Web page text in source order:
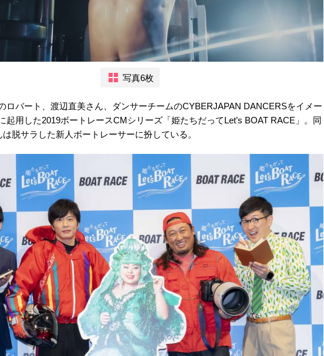
写真6枚
ロバート、渡辺直美さん、ダンサーチームのCYBERJAPAN DANCERSをイメー
起用した2019ボートレースCMシリーズ「姫たちだってLet’s BOAT RACE」。同
脱サラした新人ボートレーサーに扮している。